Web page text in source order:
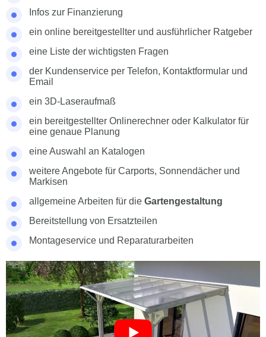
Infos zur Finanzierung
ein online bereitgestellter und ausführlicher Ratgeber
eine Liste der wichtigsten Fragen
der Kundenservice per Telefon, Kontaktformular und
Email
ein 3D-Laseraufmaß
ein bereitgestellter Onlinerechner oder Kalkulator für
eine genaue Planung
eine Auswahl an Katalogen
weitere Angebote für Carports, Sonnendächer und
Markisen
allgemeine Arbeiten für die Gartengestaltung
Bereitstellung von Ersatzteilen
Montageservice und Reparaturarbeiten